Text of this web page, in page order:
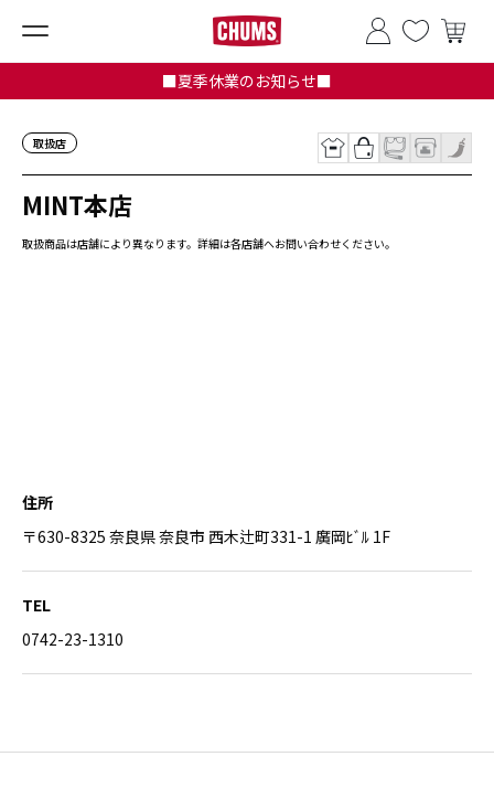
■夏季休業のお知らせ■
取扱店
MINT本店
取扱商品は店舗により異なります。詳細は各店舗へお問い合わせください。
住所
〒630-8325 奈良県 奈良市 西木辻町331-1 廣岡ﾋﾞﾙ 1F
TEL
0742-23-1310